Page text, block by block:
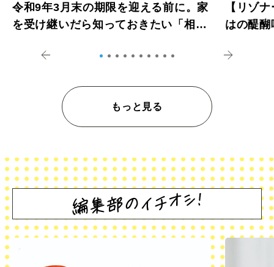
令和9年3月末の期限を迎える前に。家
を受け継いだら知っておきたい「相続
【リゾ
はの醍
もっと見る